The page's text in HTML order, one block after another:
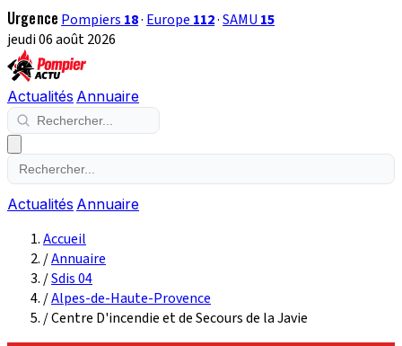
Urgence Pompiers 18· Europe 112·SAMU 15
jeudi 06 août 2026
Actualités Annuaire
Actualités Annuaire
Accueil
/Annuaire
/Sdis 04
/Alpes-de-Haute-Provence
/Centre D'incendie et de Secours de la Javie